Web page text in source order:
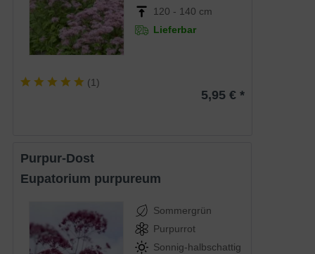
120 - 140 cm
Lieferbar
(1)
5,95 € *
Purpur-Dost
Eupatorium purpureum
Sommergrün
Purpurrot
Sonnig-halbschattig